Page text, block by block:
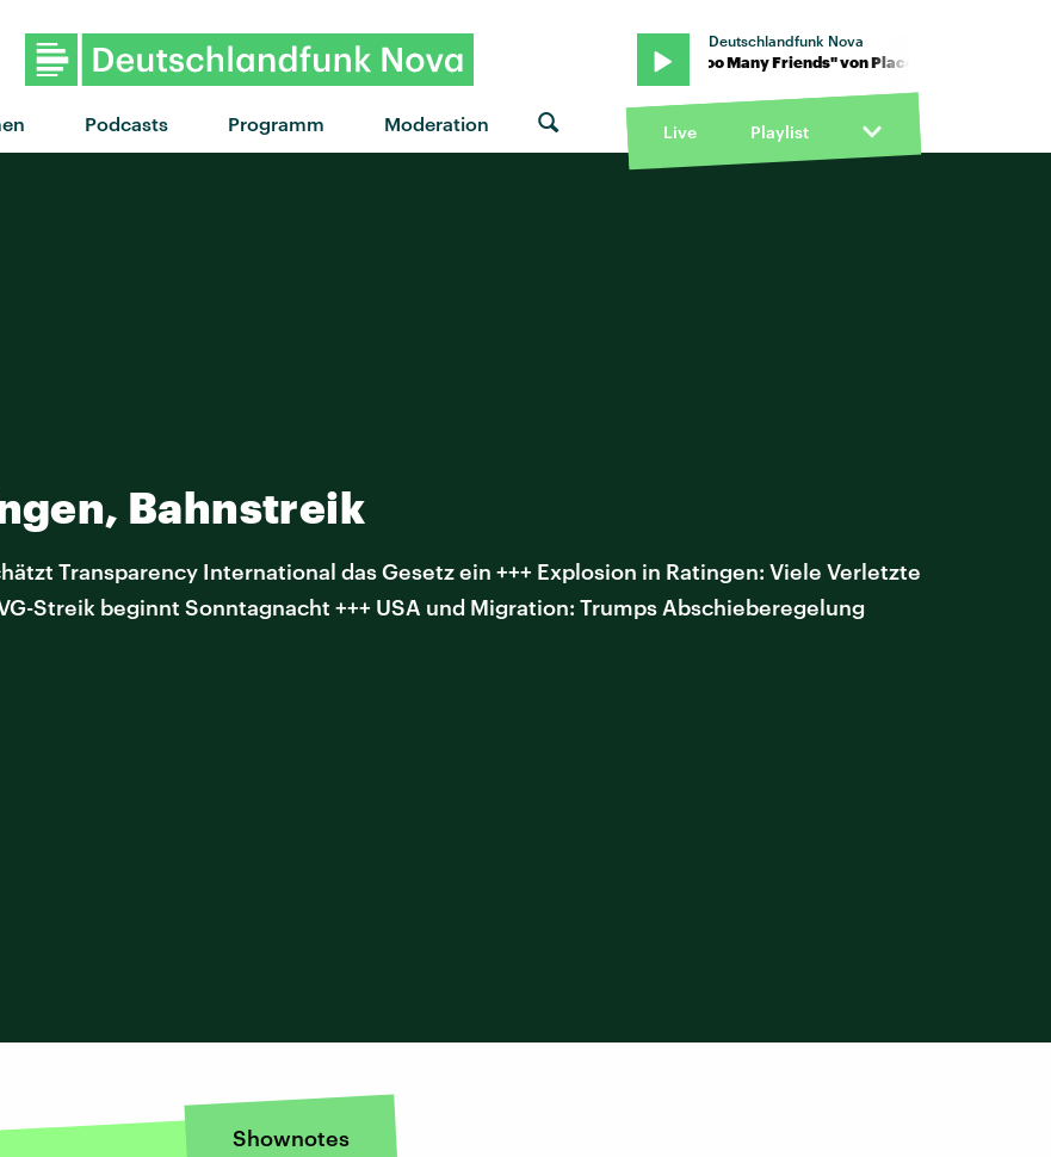
Podcasts Programm Moderation
Deutschlandfunk Nova
"Too Many Friends" von Placebo · "Too Many Friends" von Placebo · "Too Many
Live Playlist
Bahnstreik
Transparency International das Gesetz ein +++ Explosion in Ratingen: Viele Verletzte
Streik beginnt Sonntagnacht +++ USA und Migration: Trumps Abschieberegelung
Shownotes